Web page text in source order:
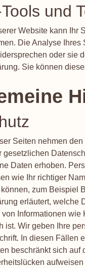
und
Website kann Ihr
Die Analyse
oder sie
Sie können
Seiten nehmen
gesetzlichen
Daten erhoben.
wie Ihr richtiger
zum Beispiel
erläutert, welche
Informationen
ist. Wir geben Ihre
In diesen Fällen
beschränkt sich